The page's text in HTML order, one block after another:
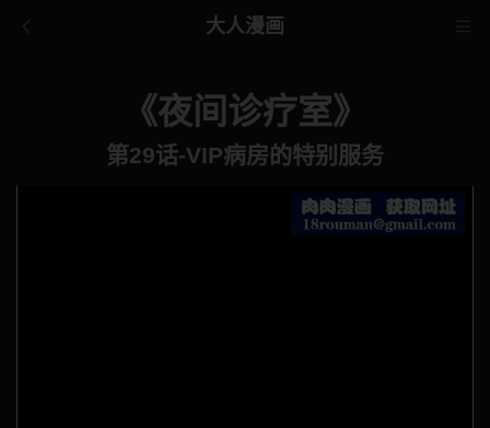
大人漫画
《夜间诊疗室》
第29话-VIP病房的特别服务